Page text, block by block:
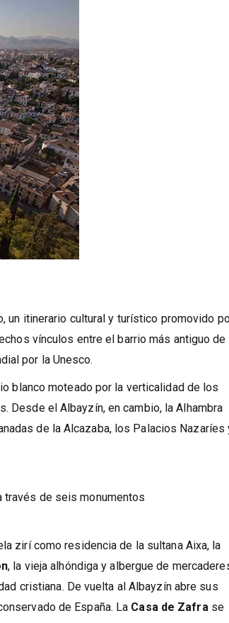
un itinerario cultural y turístico promovido por
vínculos entre el barrio más antiguo de
por la Unesco.
blanco moteado por la verticalidad de los
Desde el Albayzín, en cambio, la Alhambra
de la Alcazaba, los Palacios Nazaríes y
de seis monumentos
zirí como residencia de la sultana Aixa, la
, la vieja alhóndiga y albergue de mercaderes,
cristiana. De vuelta al Albayzín abre sus